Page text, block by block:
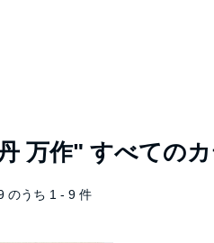
万作" すべての
のうち 1 - 9 件